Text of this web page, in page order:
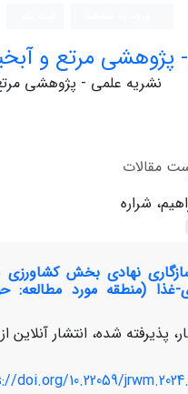
پژوهشی مرتع و
نشریه علمی - پژوهشی
مقالات
شراره
نهادی بخش
غذا (منطقه مورد مطالعه:
پذیرفته شده، انتشار آنلاین از
doi.org/10.22059/